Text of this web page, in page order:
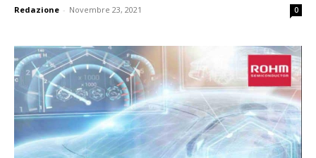
Redazione - Novembre 23, 2021 0